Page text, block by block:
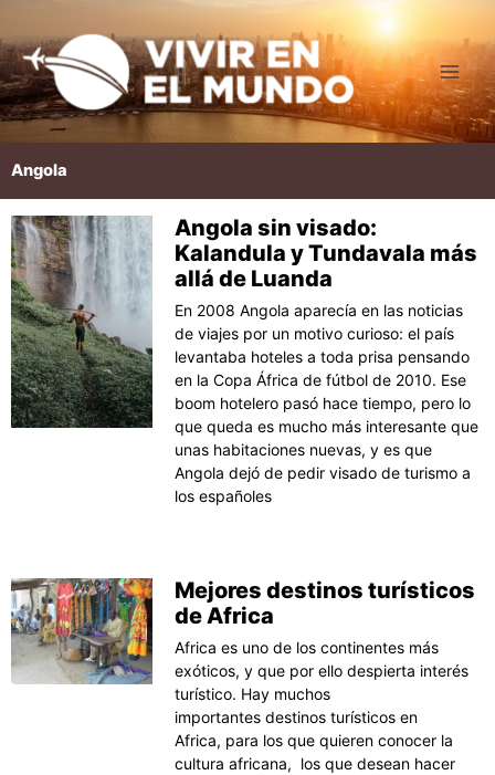
al
contenido
Angola
Angola sin visado:
Kalandula y Tundavala más
allá de Luanda
En 2008 Angola aparecía en las noticias
de viajes por un motivo curioso: el país
levantaba hoteles a toda prisa pensando
en la Copa África de fútbol de 2010. Ese
boom hotelero pasó hace tiempo, pero lo
que queda es mucho más interesante que
unas habitaciones nuevas, y es que
Angola dejó de pedir visado de turismo a
los españoles
Mejores destinos turísticos
de Africa
Africa es uno de los continentes más
exóticos, y que por ello despierta interés
turístico. Hay muchos
importantes destinos turísticos en
Africa, para los que quieren conocer la
cultura africana, los que desean hacer